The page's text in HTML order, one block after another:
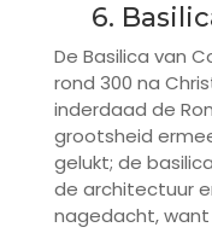
6.
De Basilica van
rond 300 na
inderdaad de
grootsheid
gelukt; de
de architectuur
nagedacht,